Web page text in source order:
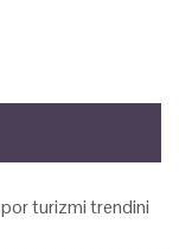
turizmi trendini